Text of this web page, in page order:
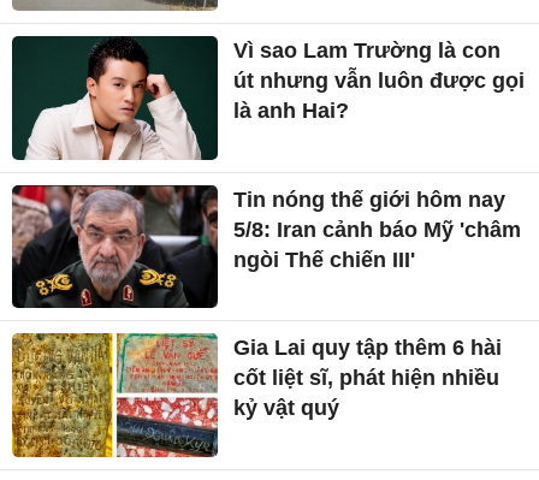
Vì sao Lam Trường là con
út nhưng vẫn luôn được gọi
là anh Hai?
Tin nóng thế giới hôm nay
5/8: Iran cảnh báo Mỹ 'châm
ngòi Thế chiến III'
Gia Lai quy tập thêm 6 hài
cốt liệt sĩ, phát hiện nhiều
kỷ vật quý